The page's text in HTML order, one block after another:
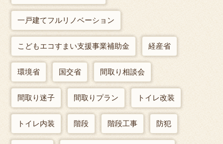
一戸建てフルリノベーション
こどもエコすまい支援事業補助金 経産省
環境省 国交省 間取り相談会
間取り迷子 間取りプラン トイレ改装
トイレ内装 階段 階段工事 防犯